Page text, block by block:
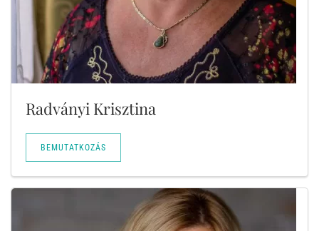
Radványi Krisztina
BEMUTATKOZÁS